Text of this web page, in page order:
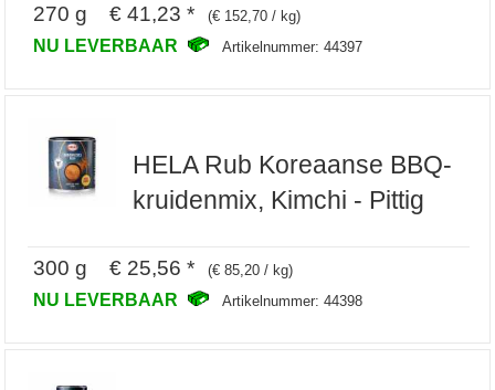
270 g € 41,23 * (€ 152,70 / kg)
NU LEVERBAAR Artikelnummer: 44397
HELA Rub Koreaanse BBQ-
kruidenmix, Kimchi - Pittig
300 g € 25,56 * (€ 85,20 / kg)
NU LEVERBAAR Artikelnummer: 44398